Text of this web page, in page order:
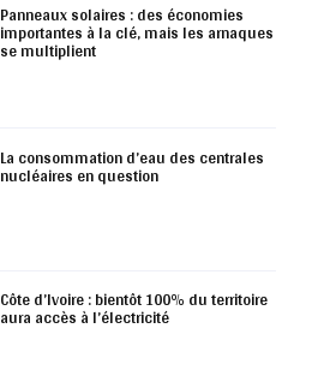
Panneaux solaires : des économies
importantes à la clé, mais les arnaques
se multiplient
La consommation d’eau des centrales
nucléaires en question
Côte d’Ivoire : bientôt 100% du territoire
aura accès à l’électricité